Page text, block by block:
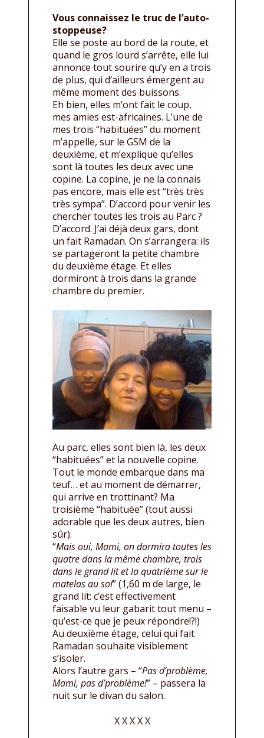
Vous connaissez le truc de l’auto-
stoppeuse?
Elle se poste au bord de la route, et
quand le gros lourd s’arrête, elle lui
annonce tout sourire qu’y en a trois
de plus, qui d’ailleurs émergent au
même moment des buissons.
Eh bien, elles m’ont fait le coup,
mes amies est-africaines. L’une de
mes trois “habituées” du moment
m’appelle, sur le GSM de la
deuxième, et m’explique qu’elles
sont là toutes les deux avec une
copine. La copine, je ne la connais
pas encore, mais elle est “très très
très sympa”. D’accord pour venir les
chercher toutes les trois au Parc ?
D’accord. J’ai déjà deux gars, dont
un fait Ramadan. On s’arrangera: ils
se partageront la petite chambre
du deuxième étage. Et elles
dormiront à trois dans la grande
chambre du premier.
Au parc, elles sont bien là, les deux
“habituées” et la nouvelle copine.
Tout le monde embarque dans ma
teuf… et au moment de démarrer,
qui arrive en trottinant? Ma
troisième “habituée” (tout aussi
adorable que les deux autres, bien
sûr).
“Mais oui, Mami, on dormira toutes les
quatre dans la même chambre, trois
dans le grand lit et la quatrième sur le
matelas au sol” (1,60 m de large, le
grand lit: c’est effectivement
faisable vu leur gabarit tout menu –
qu’est-ce que je peux répondre!?!)
Au deuxième étage, celui qui fait
Ramadan souhaite visiblement
s’isoler.
Alors l’autre gars – “Pas d’problème,
Mami, pas d’problème!” – passera la
nuit sur le divan du salon.
X X X X X